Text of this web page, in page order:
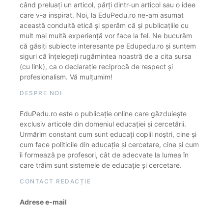
când preluați un articol, părți dintr-un articol sau o idee
care v-a inspirat. Noi, la EduPedu.ro ne-am asumat
această conduită etică și sperăm că și publicațiile cu
mult mai multă experiență vor face la fel. Ne bucurăm
că găsiți subiecte interesante pe Edupedu.ro și suntem
siguri că înțelegeți rugămintea noastră de a cita sursa
(cu link), ca o declarație reciprocă de respect și
profesionalism. Vă mulțumim!
DESPRE NOI
EduPedu.ro este o publicație online care găzduiește
exclusiv articole din domeniul educației și cercetării.
Urmărim constant cum sunt educați copiii noștri, cine și
cum face politicile din educație și cercetare, cine și cum
îi formează pe profesori, cât de adecvate la lumea în
care trăim sunt sistemele de educație și cercetare.
CONTACT REDACȚIE
Adrese e-mail